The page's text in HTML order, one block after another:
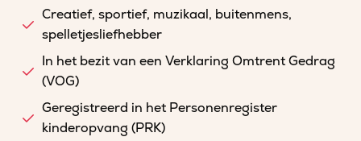
Creatief, sportief, muzikaal, buitenmens,
spelletjesliefhebber
In het bezit van een Verklaring Omtrent Gedrag
(VOG)
Geregistreerd in het Personenregister
kinderopvang (PRK)